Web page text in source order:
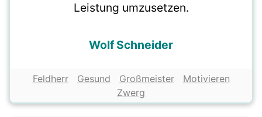
Leistung umzusetzen.
Wolf Schneider
Feldherr Gesund Großmeister
Motivieren
Zwerg